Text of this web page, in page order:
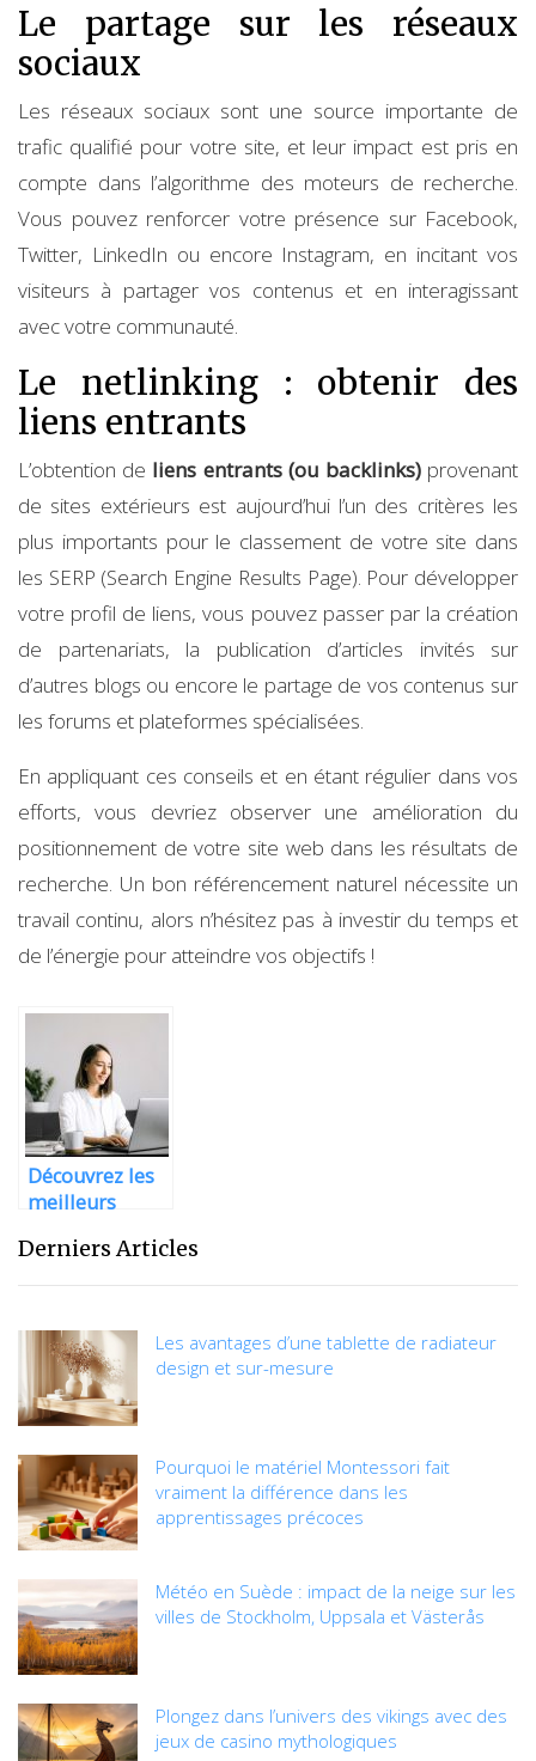
Le partage sur les réseaux
sociaux
Les réseaux sociaux sont une source importante de
trafic qualifié pour votre site, et leur impact est pris en
compte dans l’algorithme des moteurs de recherche.
Vous pouvez renforcer votre présence sur Facebook,
Twitter, LinkedIn ou encore Instagram, en incitant vos
visiteurs à partager vos contenus et en interagissant
avec votre communauté.
Le netlinking : obtenir des
liens entrants
L’obtention de liens entrants (ou backlinks)provenant
de sites extérieurs est aujourd’hui l’un des critères les
plus importants pour le classement de votre site dans
les SERP (Search Engine Results Page). Pour développer
votre profil de liens, vous pouvez passer par la création
de partenariats, la publication d’articles invités sur
d’autres blogs ou encore le partage de vos contenus sur
les forums et plateformes spécialisées.
En appliquant ces conseils et en étant régulier dans vos
efforts, vous devriez observer une amélioration du
positionnement de votre site web dans les résultats de
recherche. Un bon référencement naturel nécessite un
travail continu, alors n’hésitez pas à investir du temps et
de l’énergie pour atteindre vos objectifs !
Découvrez les
meilleurs
Derniers Articles
Les avantages d’une tablette de radiateur
design et sur-mesure
Pourquoi le matériel Montessori fait
vraiment la différence dans les
apprentissages précoces
Météo en Suède : impact de la neige sur les
villes de Stockholm, Uppsala et Västerås
Plongez dans l’univers des vikings avec des
jeux de casino mythologiques